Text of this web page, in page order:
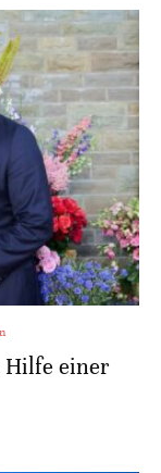
Hilfe einer